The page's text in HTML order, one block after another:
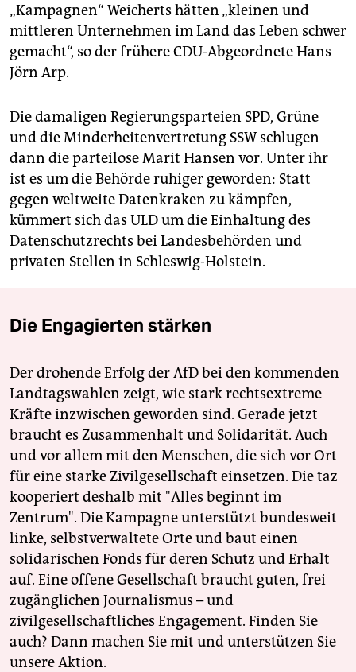
„Kampagnen“ Weicherts hätten „kleinen und
mittleren Unternehmen im Land das Leben schwer
gemacht“, so der frühere CDU-Abgeordnete Hans
Jörn Arp.
Die damaligen Regierungsparteien SPD, Grüne
und die Minderheitenvertretung SSW schlugen
dann die parteilose Marit Hansen vor. Unter ihr
ist es um die Behörde ruhiger geworden: Statt
gegen weltweite Datenkraken zu kämpfen,
kümmert sich das ULD um die Einhaltung des
Datenschutzrechts bei Landesbehörden und
privaten Stellen in Schleswig-Holstein.
Die Engagierten stärken
Der drohende Erfolg der AfD bei den kommenden
Landtagswahlen zeigt, wie stark rechtsextreme
Kräfte inzwischen geworden sind. Gerade jetzt
braucht es Zusammenhalt und Solidarität. Auch
und vor allem mit den Menschen, die sich vor Ort
für eine starke Zivilgesellschaft einsetzen. Die taz
kooperiert deshalb mit "Alles beginnt im
Zentrum". Die Kampagne unterstützt bundesweit
linke, selbstverwaltete Orte und baut einen
solidarischen Fonds für deren Schutz und Erhalt
auf. Eine offene Gesellschaft braucht guten, frei
zugänglichen Journalismus – und
zivilgesellschaftliches Engagement. Finden Sie
auch? Dann machen Sie mit und unterstützen Sie
unsere Aktion.